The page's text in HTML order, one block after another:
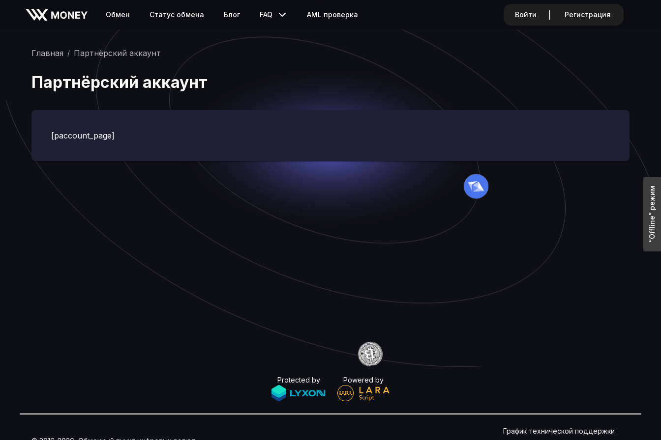
Обмен Статус обмена Блог FAQ AML проверка Войти Регистрация
Главная / Партнёрский аккаунт
Партнёрский аккаунт
[paccount_page]
Protected by Powered by
График технической поддержки
“Offline” режим